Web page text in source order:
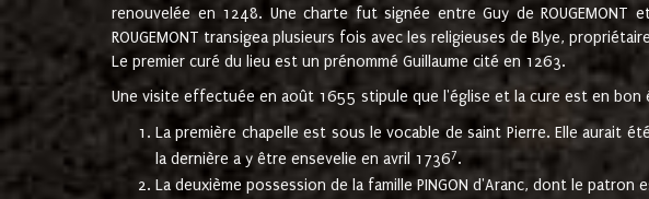
renouvelée en 1248. Une charte fut signée entre Guy de
ROUGEMONT transigea plusieurs fois avec les religieuses de Blye,
Le premier curé du lieu est un prénommé Guillaume cité en 1263.
Une visite effectuée en août 1655 stipule que l'église et la cure est en
La première chapelle est sous le vocable de saint Pierre. Elle aurait
la dernière a y être ensevelie en avril 17367.
La deuxième possession de la famille PINGON d'Aranc, dont le patron